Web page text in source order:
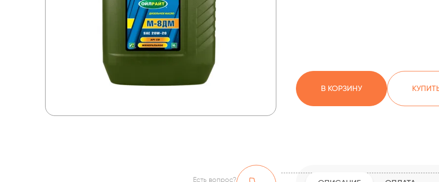
В КОРЗИНУ
Есть вопрос?